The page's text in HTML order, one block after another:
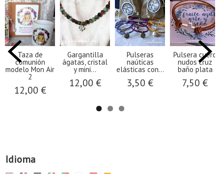
Idioma
Taza de
comunión
modelo Mon Air
2
12,00 €
Gargantilla
ágatas, cristal
y mini...
12,00 €
Pulseras
naúticas
elásticas con...
3,50 €
Pulsera cuero
nudos cruz
baño plata
7,50 €